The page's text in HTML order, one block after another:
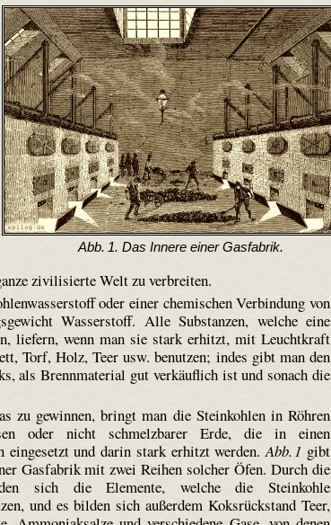
Abb. 1. Das Innere einer Gasfabrik.
zivilisierte Welt zu verbreiten.
oder einer chemischen Verbindung von
Wasserstoff. Alle Substanzen, welche eine
liefern, wenn man sie stark erhitzt, mit Leuchtkraft
Torf, Holz, Teer usw. benutzen; indes gibt man den
als Brennmaterial gut verkäuflich ist und sonach die
zu gewinnen, bringt man die Steinkohlen in Röhren
oder nicht schmelzbarer Erde, die in einen
eingesetzt und darin stark erhitzt werden.Abb. 1 gibt
Gasfabrik mit zwei Reihen solcher Öfen. Durch die
sich die Elemente, welche die Steinkohle
und es bilden sich außerdem Koks­rückstand Teer,